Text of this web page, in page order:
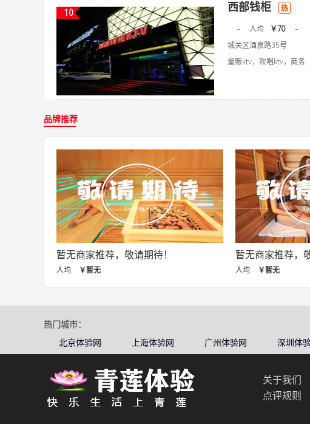
10 西部钱柜 热
- 人均 ￥70
-
城关区酒泉路35号
量贩ktv，欢唱ktv，商务...
品牌推荐
暂无商家推荐，敬请期待！
人均: ￥暂无
暂无商家推荐
人均: ￥暂无
热门城市：
北京体验网
上海体验网 广州体验网 深圳体
关于我们
点评规则